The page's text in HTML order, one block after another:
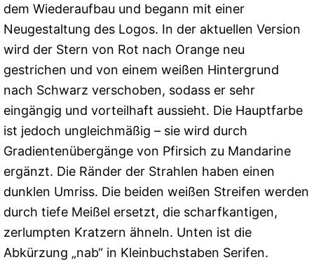
dem Wiederaufbau und begann mit einer
Neugestaltung des Logos. In der aktuellen Version
wird der Stern von Rot nach Orange neu
gestrichen und von einem weißen Hintergrund
nach Schwarz verschoben, sodass er sehr
eingängig und vorteilhaft aussieht. Die Hauptfarbe
ist jedoch ungleichmäßig – sie wird durch
Gradientenübergänge von Pfirsich zu Mandarine
ergänzt. Die Ränder der Strahlen haben einen
dunklen Umriss. Die beiden weißen Streifen werden
durch tiefe Meißel ersetzt, die scharfkantigen,
zerlumpten Kratzern ähneln. Unten ist die
Abkürzung „nab“ in Kleinbuchstaben Serifen.